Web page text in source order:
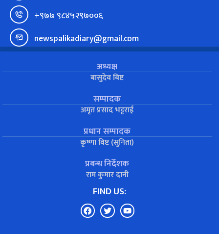
+९७७ ९८४५२९७००६
newspalikadiary@gmail.com
अध्यक्ष
बासुदेव बिष्ट
सम्पादक
अमृत प्रसाद भट्टराई
प्रधान सम्पादक
कृष्णा विष्ट (सुनिता)
प्रबन्ध निर्देशक
राम कुमार दानी
FIND US: